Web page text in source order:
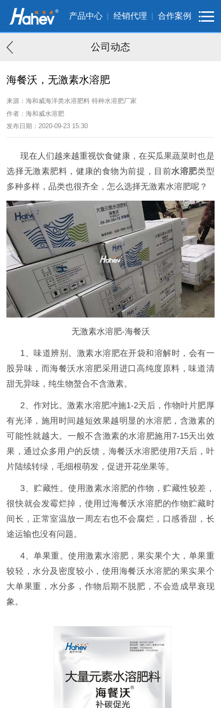
产品中心 经销代理 合作案例
公司动态
海餐沃，无激素水溶肥
来源：海和威海洋类水溶肥料 特种水溶肥厂家
作者：海和威水溶肥
发布日期：2020-09-23 15:30
现在人们越来越重视饮食健康，在买瓜果蔬菜时也是
选择无激素肥料，健康的食物为前提，目前水溶肥类型
多种多样，品类也很齐全，怎么选择无激素水溶肥呢？
无激素水溶肥-海餐沃
1、味道辨别。激素水溶肥在开袋和溶解时，会有一
股异味，而海餐沃水溶肥采用进口高纯度原料，味道清
甜无异味，纯生物螯合不含激素。
2、作对比。激素水溶肥冲施1-2天后，作物叶片肥厚
有光泽，施用时间越短效果越明显的水溶肥，含激素的
可能性就越大。一般不含激素的水溶肥施用7-15天出效
果，通过众多用户的反馈，海餐沃水溶肥使用 7天后，叶
片陆续转绿，毛细根萌发，促进开花坐果等。
3、贮藏性。使用激素水溶肥的作物，贮藏性较差，
很快就会发霉烂掉，使用过海餐沃水溶肥的作物贮藏时
间长，正常室温放一周左右也不会腐烂，口感香甜，长
途运输也没有问题。
4、单果重。使用激素水溶肥，果实果个大，单果重
较轻，水分及密度较小，使用海餐沃水溶肥的果实果个
大单果重，水分多，作物后期不脱肥，不会造成早衰现
象。